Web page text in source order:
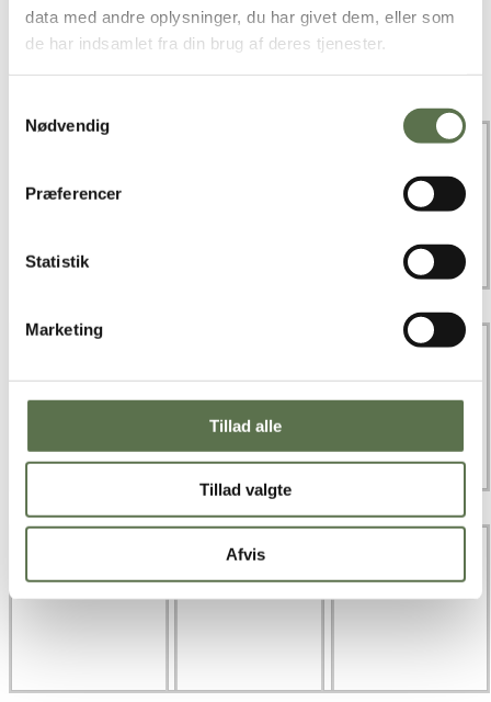
data med andre oplysninger, du har givet dem, eller som
de har indsamlet fra din brug af deres tjenester.
Nødvendig
Præferencer
Statistik
Marketing
Tillad alle
Tillad valgte
Afvis
Pensles med mælk og bages ved 225°C (varmluft 210°C) i20
minutter til brødet er gyldent.